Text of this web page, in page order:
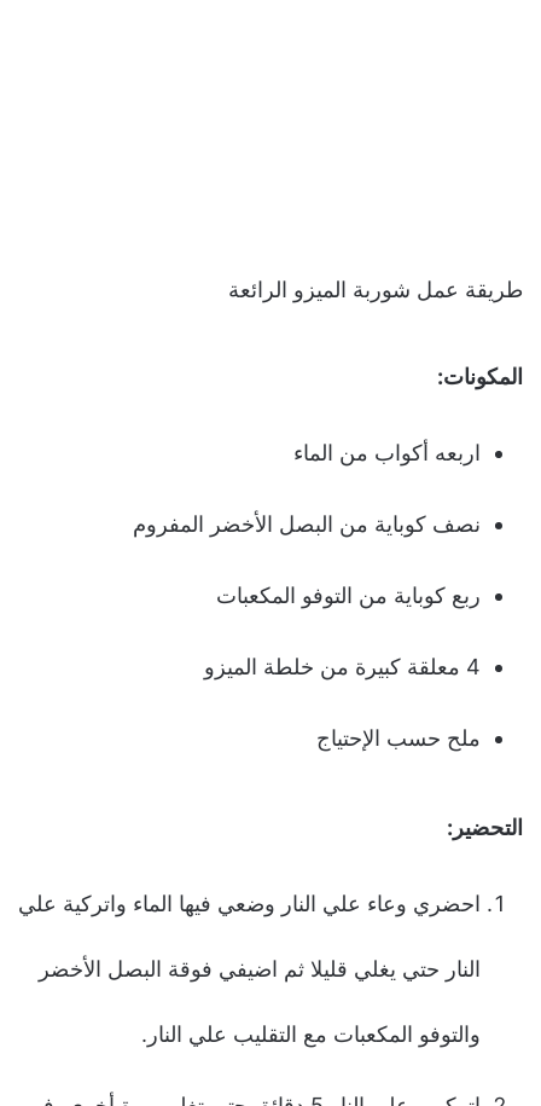
طريقة عمل شوربة الميزو الرائعة
المكونات:
اربعه أكواب من الماء
نصف كوباية من البصل الأخضر المفروم
ربع كوباية من التوفو المكعبات
4 معلقة كبيرة من خلطة الميزو
ملح حسب الإحتياج
التحضير:
احضري وعاء علي النار وضعي فيها الماء واتركية علي
النار حتي يغلي قليلا ثم اضيفي فوقة البصل الأخضر
والتوفو المكعبات مع التقليب علي النار.